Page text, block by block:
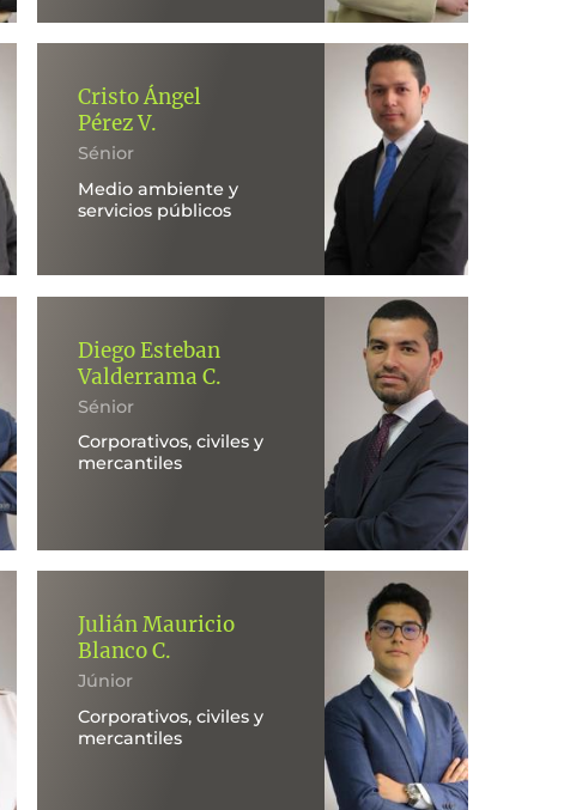
Cristo Ángel
Pérez V.
Sénior
Medio ambiente y
servicios públicos
Diego Esteban
Valderrama C.
Sénior
Corporativos, civiles y
mercantiles
Julián Mauricio
Blanco C.
Júnior
Corporativos, civiles y
mercantiles